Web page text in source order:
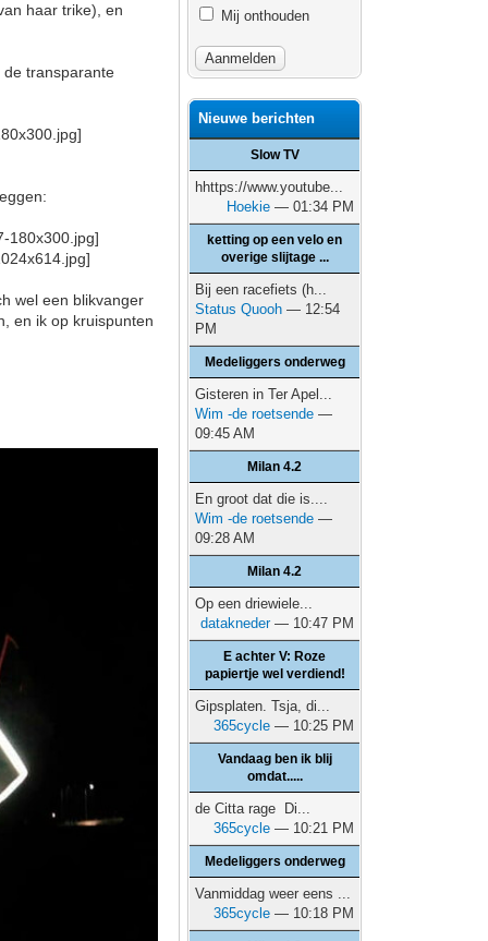
haar trike), en
de transparante
wel een blikvanger
en ik op kruispunten
Mij onthouden
Nieuwe berichten
Slow TV
hhttps://www.youtube...
Hoekie — 01:34 PM
ketting op een velo en
overige slijtage ...
Bij een racefiets (h...
Status Quooh — 12:54
PM
Medeliggers onderweg
Gisteren in Ter Apel...
Wim -de roetsende —
09:45 AM
Milan 4.2
En groot dat die is....
Wim -de roetsende —
09:28 AM
Milan 4.2
Op een driewiele...
datakneder— 10:47 PM
E achter V: Roze
papiertje wel verdiend!
Gipsplaten. Tsja, di...
365cycle — 10:25 PM
Vandaag ben ik blij
omdat.....
de Citta rage Di...
365cycle — 10:21 PM
Medeliggers onderweg
Vanmiddag weer eens ...
365cycle — 10:18 PM